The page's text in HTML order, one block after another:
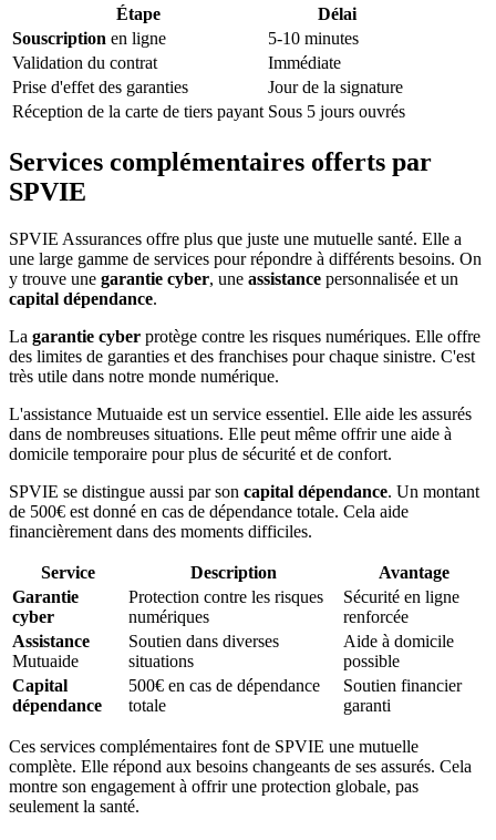
Étape
Délai
Souscription en ligne
5-10 minutes
Validation du contrat
Immédiate
Prise d'effet des garanties
Jour de la signature
Réception de la carte de tiers payant Sous 5 jours ouvrés
Services complémentaires offerts par
SPVIE
SPVIE Assurances offre plus que juste une mutuelle santé. Elle a
une large gamme de services pour répondre à différents besoins. On
y trouve une garantie cyber, une assistance personnalisée et un
capital dépendance.
La garantie cyber protège contre les risques numériques. Elle offre
des limites de garanties et des franchises pour chaque sinistre. C'est
très utile dans notre monde numérique.
L'assistance Mutuaide est un service essentiel. Elle aide les assurés
dans de nombreuses situations. Elle peut même offrir une aide à
domicile temporaire pour plus de sécurité et de confort.
SPVIE se distingue aussi par son capital dépendance. Un montant
de 500€ est donné en cas de dépendance totale. Cela aide
financièrement dans des moments difficiles.
Service Description
Avantage
Garantie
cyber
Protection contre les risques
numériques
Sécurité en ligne
renforcée
Assistance
Mutuaide
Soutien dans diverses
situations
Aide à domicile
possible
Capital
dépendance
500€ en cas de dépendance
totale
Soutien financier
garanti
Ces services complémentaires font de SPVIE une mutuelle
complète. Elle répond aux besoins changeants de ses assurés. Cela
montre son engagement à offrir une protection globale, pas
seulement la santé.